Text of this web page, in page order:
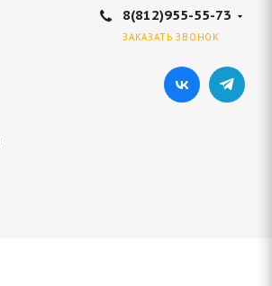
8(812)955-55-73
ЗАКАЗАТЬ ЗВОНОК